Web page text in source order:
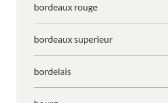
bordeaux rouge
bordeaux superieur
bordelais